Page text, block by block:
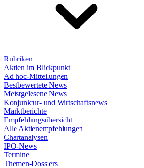
Rubriken
Aktien im Blickpunkt
Ad hoc-Mitteilungen
Bestbewertete News
Meistgelesene News
Konjunktur- und Wirtschaftsnews
Marktberichte
Empfehlungsübersicht
Alle Aktienempfehlungen
Chartanalysen
IPO-News
Termine
Themen-Dossiers